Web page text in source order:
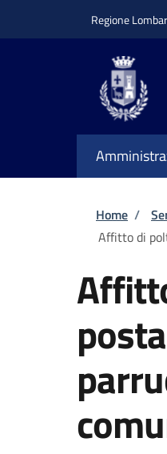
Regione
Home /
Affitto di